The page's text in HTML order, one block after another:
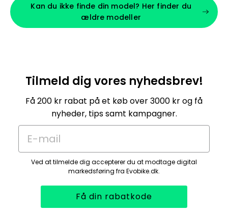
Kan du ikke finde din model? Her finder du
ældre modeller
Tilmeld dig vores nyhedsbrev!
Få 200 kr rabat på et køb over 3000 kr og få
nyheder, tips samt kampagner.
E-mail
Ved at tilmelde dig accepterer du at modtage digital
markedsføring fra Evobike.dk.
Få din rabatkode